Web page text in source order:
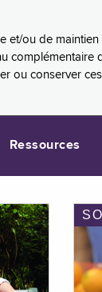
ou de
conserver
Ressources